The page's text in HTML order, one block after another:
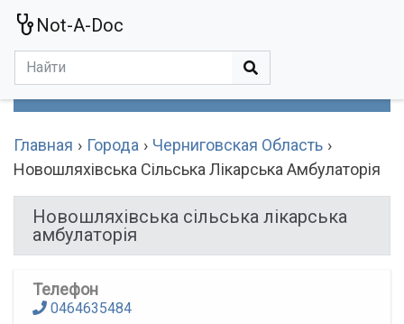
Not-A-Doc
Главная Города
Черниговская Область
Новошляхівська Сільська Лікарська Амбулаторія
Новошляхівська сільська лікарська
амбулаторія
Телефон
0464635484